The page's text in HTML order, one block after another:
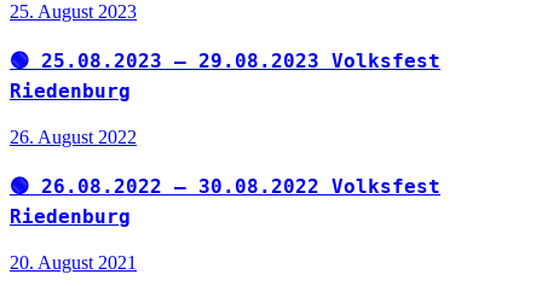
25. August 2023
🟢 25.08.2023 – 29.08.2023 Volksfest
Riedenburg
26. August 2022
🟢 26.08.2022 – 30.08.2022 Volksfest
Riedenburg
20. August 2021